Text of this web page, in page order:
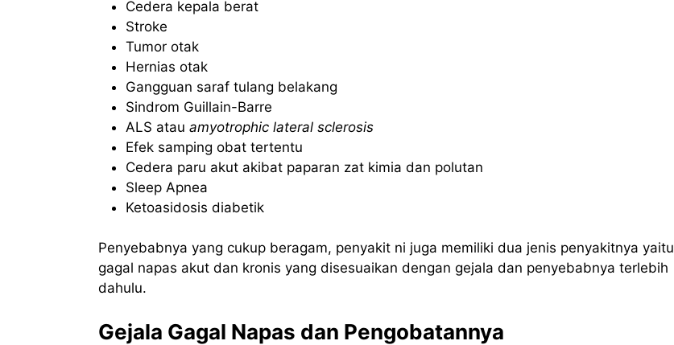
Cedera kepala berat
Stroke
Tumor otak
Hernias otak
Gangguan saraf tulang belakang
Sindrom Guillain-Barre
ALS atau amyotrophic lateral sclerosis
Efek samping obat tertentu
Cedera paru akut akibat paparan zat kimia dan polutan
Sleep Apnea
Ketoasidosis diabetik
Penyebabnya yang cukup beragam, penyakit ni juga memiliki dua jenis penyakitnya yaitu
gagal napas akut dan kronis yang disesuaikan dengan gejala dan penyebabnya terlebih
dahulu.
Gejala Gagal Napas dan Pengobatannya